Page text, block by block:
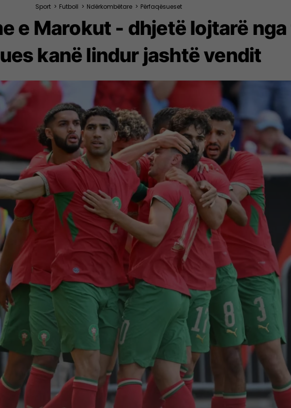
Sport > Futboll > Ndërkombëtare > Përfaqësueset
e Marokut - dhjetë lojtarë
kanë lindur jashtë vendit